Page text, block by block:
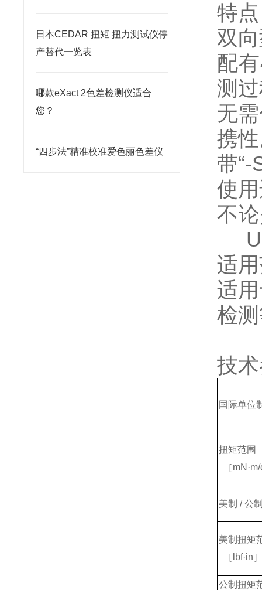
日本CEDAR 扭矩 扭力测试仪停
产替代一览表
哪款eXact 2色差检测仪适合
您？
“四步法”精准校准爱色丽色差仪
特
双
配
测
无
携
带
使
不
适
适
检
技
国际单位
扭矩范围
［
美制 / 公
美制扭矩
［lbf·in
公制扭矩